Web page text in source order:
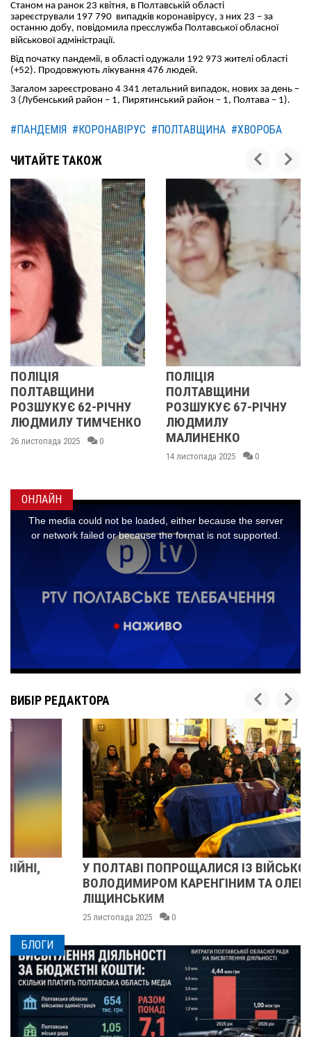
Станом на ранок 23 квітня, в Полтавській області
зареєстрували 197 790 випадків коронавірусу, з них 23 – за
останню добу, повідомила пресслужба Полтавської обласної
військової адміністрації.
Від початку пандемії, в області одужали 192 973 жителі області
(+52). Продовжують лікування 476 людей.
Загалом зареєстровано 4 341 летальний випадок, нових за день –
3 (Лубенський район – 1, Пирятинський район – 1, Полтава – 1).
#ПАНДЕМІЯ #КОРОНАВІРУС #ПОЛТАВЩИНА #ХВОРОБА
ЧИТАЙТЕ ТАКОЖ
ПОЛІЦІЯ
ПОЛТАВЩИНИ
РОЗШУКУЄ 62-РІЧНУ
ЛЮДМИЛУ ТИМЧЕНКО
26 листопада 2025 0
ПОЛІЦІЯ
ПОЛТАВЩИНИ
РОЗШУКУЄ 67-РІЧНУ
ЛЮДМИЛУ
МАЛИНЕНКО
14 листопада 2025 0
ОНЛАЙН
ВИБІР РЕДАКТОРА
У ПОЛТАВІ ПОПРОЩАЛИСЯ ІЗ ВІЙСЬКОВИМИ
ВОЛОДИМИРОМ КАРЕНГІНИМ ТА ОЛЕГОМ
ЛІЩИНСЬКИМ
0
БЛОГИ